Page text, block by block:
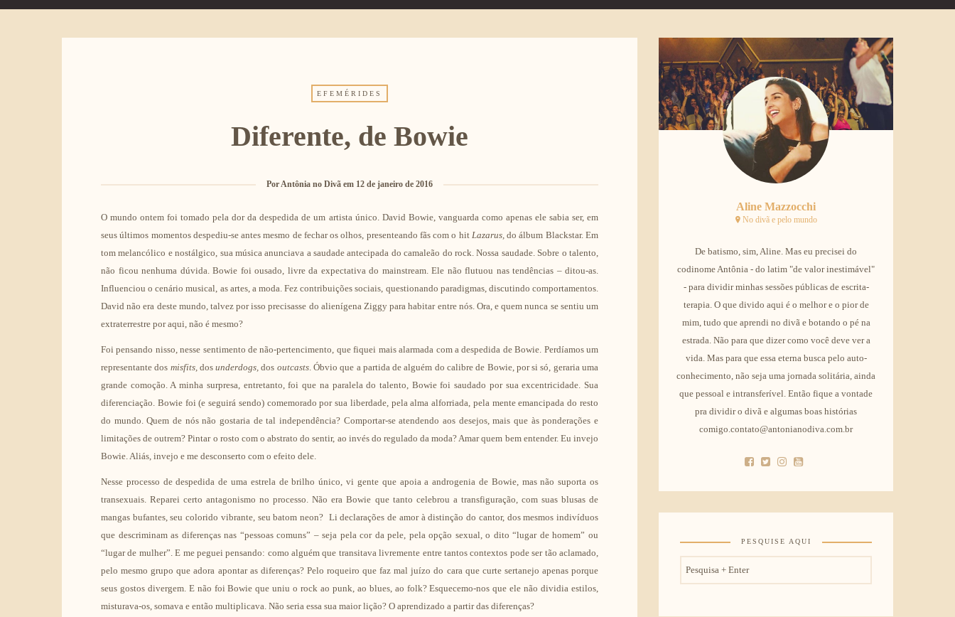
EFEMÉRIDES
Diferente, de Bowie
PorAntônia no Divã em 12 de janeiro de 2016
O mundo ontem foi tomado pela dor da despedida de um artista único. David Bowie, vanguarda como apenas ele sabia ser, em
seus últimos momentos despediu-se antes mesmo de fechar os olhos, presenteando fãs com o hit Lazarus,do álbum Blackstar. Em
tom melancólico e nostálgico, sua música anunciava a saudade antecipada do camaleão do rock. Nossa saudade. Sobre o talento,
não ficou nenhuma dúvida. Bowie foi ousado, livre da expectativa do mainstream. Ele não flutuou nas tendências – ditou-as.
Influenciou o cenário musical, as artes, a moda. Fez contribuições sociais, questionando paradigmas, discutindo comportamentos.
David não era deste mundo, talvez por isso precisasse do alienígena Ziggy para habitar entre nós. Ora, e quem nunca se sentiu um
extraterrestre por aqui, não é mesmo?
Foi pensando nisso, nesse sentimento de não-pertencimento, que fiquei mais alarmada com a despedida de Bowie. Perdíamos um
representante dos misfits, dosunderdogs,dos outcasts. Óbvio que a partida de alguém do calibre de Bowie, por si só, geraria uma
grande comoção. A minha surpresa, entretanto, foi que na paralela do talento, Bowie foi saudado por sua excentricidade. Sua
diferenciação. Bowie foi (e seguirá sendo) comemorado por sua liberdade, pela alma alforriada, pela mente emancipada do resto
do mundo. Quem de nós não gostaria de tal independência? Comportar-se atendendo aos desejos, mais que às ponderações e
limitações de outrem? Pintar o rosto com o abstrato do sentir, ao invés do regulado da moda? Amar quem bem entender. Eu invejo
Bowie. Aliás, invejo e me desconserto com o efeito dele.
Nesse processo de despedida de uma estrela de brilho único, vi gente que apoia a androgenia de Bowie, mas não suporta os
transexuais. Reparei certo antagonismo no processo. Não era Bowie que tanto celebrou a transfiguração, com suas blusas de
mangas bufantes, seu colorido vibrante, seu batom neon? Li declarações de amor à distinção do cantor, dos mesmos indivíduos
que descriminam as diferenças nas “pessoas comuns” – seja pela cor da pele, pela opção sexual, o dito “lugar de homem” ou
“lugar de mulher”. E me peguei pensando: como alguém que transitava livremente entre tantos contextos pode ser tão aclamado,
pelo mesmo grupo que adora apontar as diferenças? Pelo roqueiro que faz mal juízo do cara que curte sertanejo apenas porque
seus gostos divergem. E não foi Bowie que uniu o rock ao punk, ao blues, ao folk? Esquecemo-nos que ele não dividia estilos,
misturava-os, somava e então multiplicava. Não seria essa sua maior lição? O aprendizado a partir das diferenças?
Aline Mazzocchi
No divã e pelo mundo
De batismo, sim, Aline. Mas eu precisei do
codinome Antônia - do latim "de valor inestimável"
- para dividir minhas sessões públicas de escrita-
terapia. O que divido aqui é o melhor e o pior de
mim, tudo que aprendi no divã e botando o pé na
estrada. Não para que dizer como você deve ver a
vida. Mas para que essa eterna busca pelo auto-
conhecimento, não seja uma jornada solitária, ainda
que pessoal e intransferível. Então fique a vontade
pra dividir o divã e algumas boas histórias
comigo.contato@antonianodiva.com.br
PESQUISE AQUI